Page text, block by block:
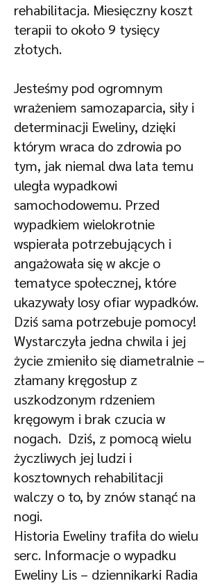
rehabilitacja. Miesięczny koszt
terapii to około 9 tysięcy
złotych.
Jesteśmy pod ogromnym
wrażeniem samozaparcia, siły i
determinacji Eweliny, dzięki
którym wraca do zdrowia po
tym, jak niemal dwa lata temu
uległa wypadkowi
samochodowemu. Przed
wypadkiem wielokrotnie
wspierała potrzebujących i
angażowała się w akcje o
tematyce społecznej, które
ukazywały losy ofiar wypadków.
Dziś sama potrzebuje pomocy!
Wystarczyła jedna chwila i jej
życie zmieniło się diametralnie –
złamany kręgosłup z
uszkodzonym rdzeniem
kręgowym i brak czucia w
nogach. Dziś, z pomocą wielu
życzliwych jej ludzi i
kosztownych rehabilitacji
walczy o to, by znów stanąć na
nogi.
Historia Eweliny trafiła do wielu
serc. Informacje o wypadku
Eweliny Lis – dziennikarki Radia